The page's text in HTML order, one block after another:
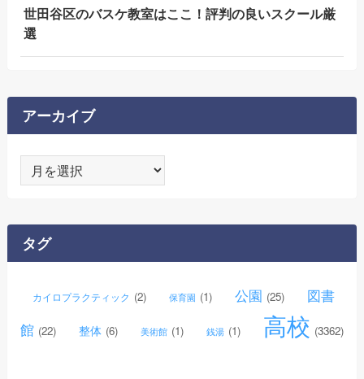
世田谷区のバスケ教室はここ！評判の良いスクール厳
選
アーカイブ
ー
イ
ブ
タグ
カイロプラクティック (2) 保育園 (1) 公園 (25)
図書
館 (22) 整体 (6) 美術館 (1) 銭湯 (1) 高校 (3362)